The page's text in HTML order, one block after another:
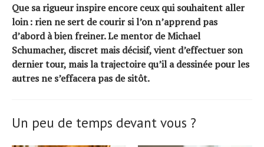
Que sa rigueur inspire encore ceux qui souhaitent aller
loin : rien ne sert de courir si l’on n’apprend pas
d’abord à bien freiner. Le mentor de Michael
Schumacher, discret mais décisif, vient d’effectuer son
dernier tour, mais la trajectoire qu’il a dessinée pour les
autres ne s’effacera pas de sitôt.
Un peu de temps devant vous ?